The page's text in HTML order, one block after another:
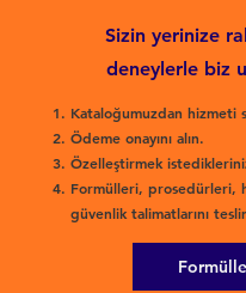
Sizin yerinize
deneylerle biz
Kataloğumuzdan hizmeti
Ödeme onayını alın.
Özelleştirmek
Formülleri, prosedürleri,
güvenlik talimatlarını